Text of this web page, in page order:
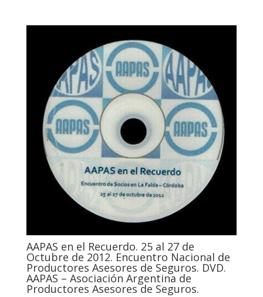
AAPAS en el Recuerdo. 25 al 27 de
Octubre de 2012. Encuentro Nacional de
Productores Asesores de Seguros. DVD.
AAPAS – Asociación Argentina de
Productores Asesores de Seguros.